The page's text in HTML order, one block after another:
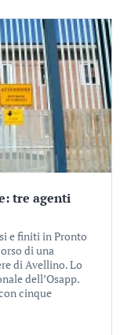
tre agenti
e finiti in Pronto
di una
di Avellino. Lo
dell’Osapp.
cinque